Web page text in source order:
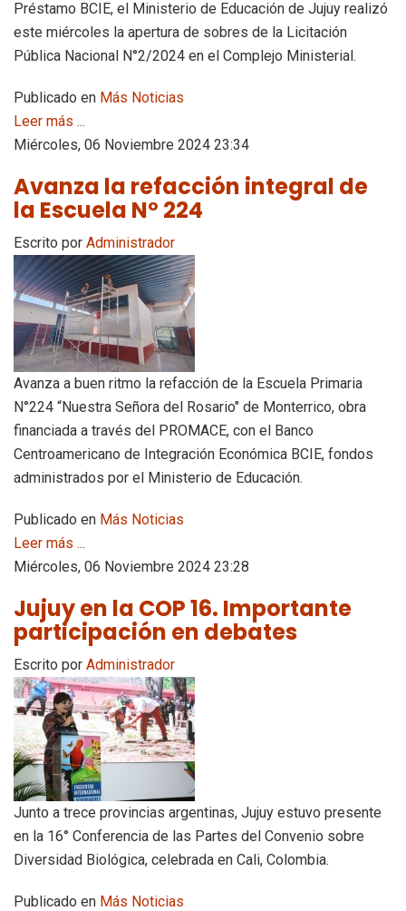
Préstamo BCIE, el Ministerio de Educación de Jujuy realizó
este miércoles la apertura de sobres de la Licitación
Pública Nacional N°2/2024 en el Complejo Ministerial.
Publicado en Más Noticias
Leer más ...
Miércoles, 06 Noviembre 2024 23:34
Avanza la refacción integral de
la Escuela Nº 224
Escrito por Administrador
Avanza a buen ritmo la refacción de la Escuela Primaria
N°224 “Nuestra Señora del Rosario" de Monterrico, obra
financiada a través del PROMACE, con el Banco
Centroamericano de Integración Económica BCIE, fondos
administrados por el Ministerio de Educación.
Publicado en Más Noticias
Leer más ...
Miércoles, 06 Noviembre 2024 23:28
Jujuy en la COP 16. Importante
participación en debates
Escrito por Administrador
Junto a trece provincias argentinas, Jujuy estuvo presente
en la 16° Conferencia de las Partes del Convenio sobre
Diversidad Biológica, celebrada en Cali, Colombia.
Publicado en Más Noticias